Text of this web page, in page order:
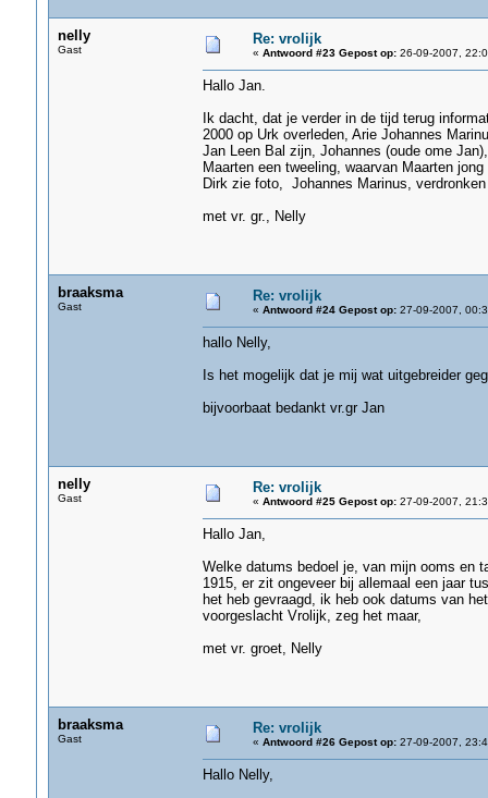
nelly
Gast
Re: vrolijk
« Antwoord #23 Gepost op:26-09-2007,
Hallo Jan.
Ik dacht, dat je verder in de tijd terug
2000 op Urk overleden, Arie Johannes
Jan Leen Bal zijn, Johannes (oude ome
Maarten een tweeling, waarvan Maarten
Dirk zie foto, Johannes Marinus,
met vr. gr., Nelly
braaksma
Gast
Re: vrolijk
« Antwoord #24 Gepost op:27-09-2007,
hallo Nelly,
Is het mogelijk dat je mij wat uitgebreider
bijvoorbaat bedankt vr.gr Jan
nelly
Gast
Re: vrolijk
« Antwoord #25 Gepost op:27-09-2007,
Hallo Jan,
Welke datums bedoel je, van mijn ooms en
1915, er zit ongeveer bij allemaal een jaar
het heb gevraagd, ik heb ook datums van het
voorgeslacht Vrolijk, zeg het maar,
met vr. groet, Nelly
braaksma
Gast
Re: vrolijk
« Antwoord #26 Gepost op:27-09-2007,
Hallo Nelly,